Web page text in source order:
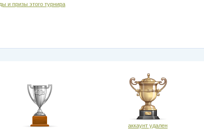
и призы этого турнира
аккаунт удален